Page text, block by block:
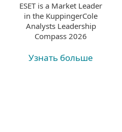
ESET is a Market Leader
in the KuppingerCole
Analysts Leadership
Compass 2026
Узнать больше